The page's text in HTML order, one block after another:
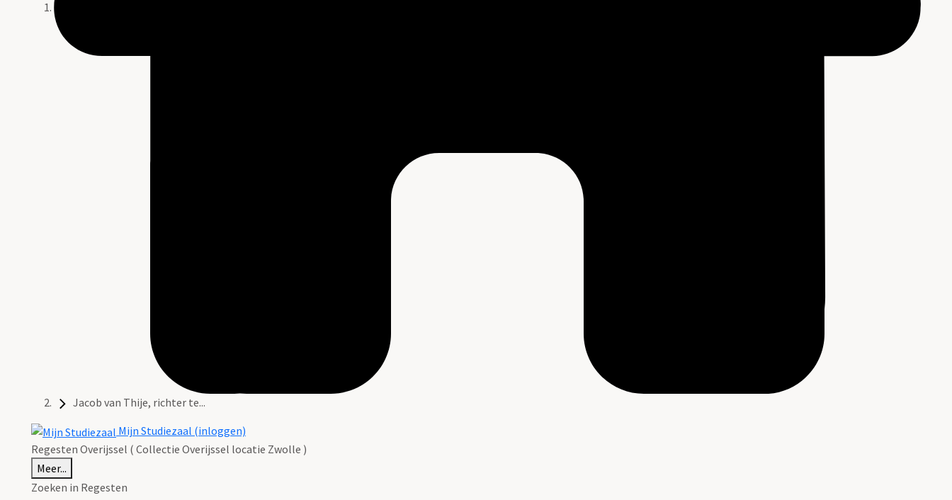
Jacob van Thije, richter te...
Mijn Studiezaal (inloggen)
Regesten Overijssel ( Collectie Overijssel locatie Zwolle )
Meer...
Zoeken in Regesten